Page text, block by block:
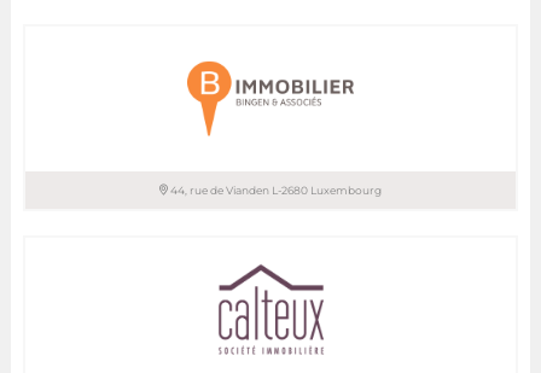
44, rue de Vianden L-2680 Luxembourg